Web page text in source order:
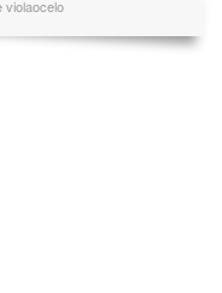
violaocelo